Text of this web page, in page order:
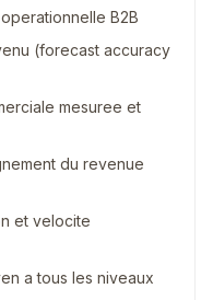
B2B
(forecast accuracy
mesuree et
du revenue
et velocite
a tous les niveaux